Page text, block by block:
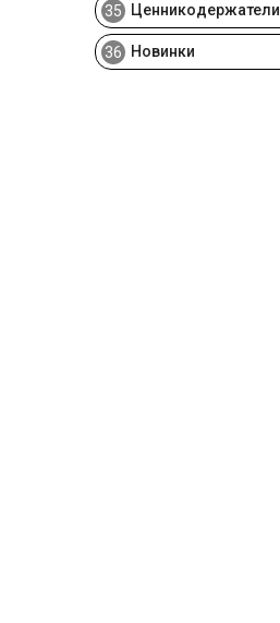
35 Ценникодержатели
36 Новинки